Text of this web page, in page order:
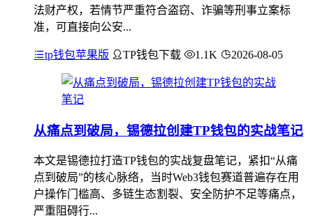
法财产权，若情节严重符合盗窃、诈骗等刑事立案标
准，可直接向公安...
tp钱包苹果版 TP钱包下载 1.1K 2026-08-05
从痛点到破局，锡德拉创建TP钱包的实战笔记
本文是锡德拉打造TP钱包的实战复盘笔记，紧扣“从痛
点到破局”的核心脉络，当时Web3钱包赛道普遍存在用
户操作门槛高、多链生态割裂、安全防护不足等痛点，
严重阻碍行...